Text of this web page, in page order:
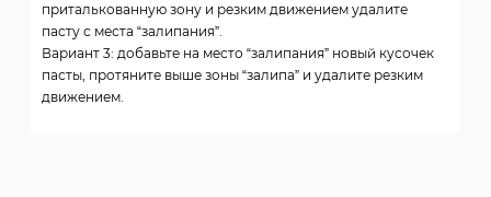
приталькованную зону и резким движением удалите
пасту с места “залипания”.
Вариант 3: добавьте на место “залипания” новый кусочек
пасты, протяните выше зоны “залипа” и удалите резким
движением.